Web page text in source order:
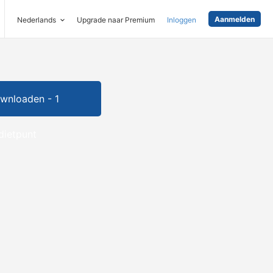
Nederlands Upgrade naar Premium Inloggen Aanmelden
- 1